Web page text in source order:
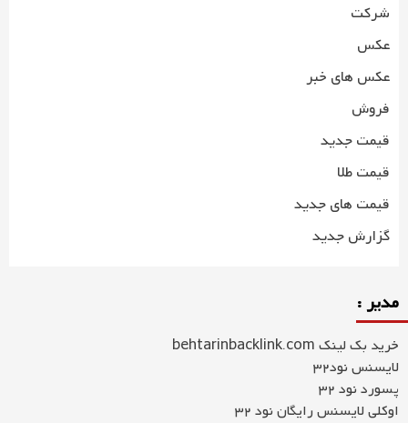
شرکت
عکس
عکس های خبر
فروش
قیمت جدید
قیمت طلا
قیمت های جدید
گزارش جدید
مدیر :
خرید بک لینک behtarinbacklink.com
لایسنس نود32
پسورد نود 32
اوکلی لایسنس رایگان نود 32